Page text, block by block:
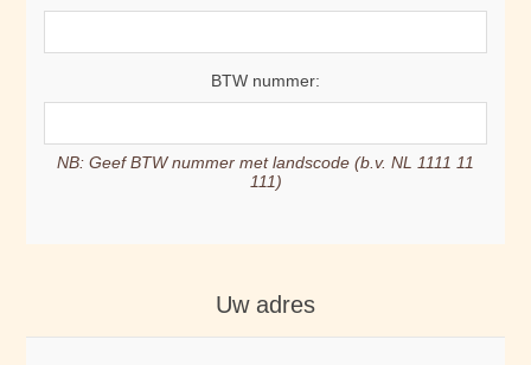
BTW nummer:
NB: Geef BTW nummer met landscode (b.v. NL 1111 11
111)
Uw adres